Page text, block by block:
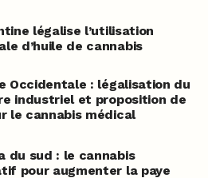
légalise l’utilisation
d’huile de cannabis
Occidentale : légalisation du
industriel et proposition de
le cannabis médical
du sud : le cannabis
pour augmenter la paye